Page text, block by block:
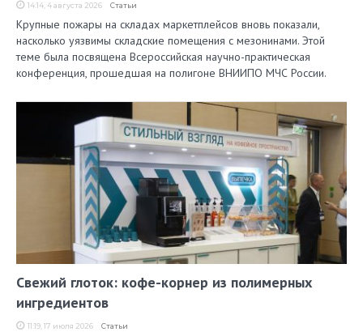
14:14, 4 августа 2026 Статьи
Крупные пожары на складах маркетплейсов вновь показали,
насколько уязвимы складские помещения с мезонинами. Этой
теме была посвящена Всероссийская научно-практическая
конференция, прошедшая на полигоне ВНИИПО МЧС России.
Свежий глоток: кофе-корнер из полимерных
ингредиентов
11:19, 17 июля 2026 Статьи